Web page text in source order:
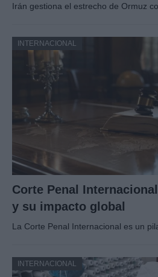
Irán gestiona el estrecho de Ormuz
INTERNACIONAL
Corte Penal
y su impacto global
La Corte Penal Internacional es un
INTERNACIONAL